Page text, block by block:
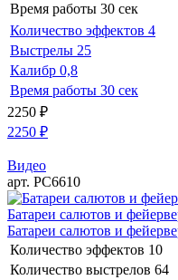
Время работы 30 сек
Количество эффектов 4
Выстрелы 25
Калибр 0,8
Время работы 30 сек
2250 ₽
2250 ₽
Видео
арт. РС6610
Батареи салютов и
Батареи салютов и
Количество эффектов 10
Количество выстрелов 64